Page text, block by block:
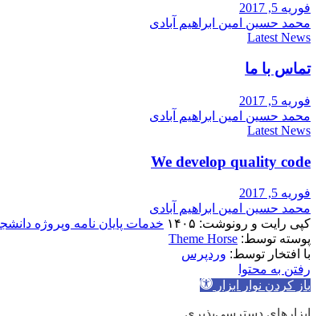
فوریه 5, 2017
محمد حسین امین ابراهیم آبادی
Latest News
تماس با ما
فوریه 5, 2017
محمد حسین امین ابراهیم آبادی
Latest News
We develop quality code
فوریه 5, 2017
محمد حسین امین ابراهیم آبادی
کپی رایت و رونوشت: ۱۴۰۵
خدمات پایان نامه وپروژه
پوسته توسط: Theme Horse
با افتخار توسط: وردپرس
رفتن به محتوا
باز کردن نوار ابزار